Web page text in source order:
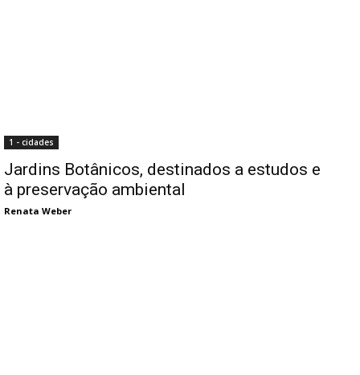
1 - cidades
Jardins Botânicos, destinados a estudos e
à preservação ambiental
Renata Weber